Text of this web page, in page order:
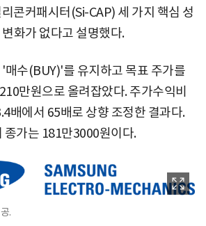
콘커패시터(Si-CAP) 세 가지 핵심 성
화가 없다고 설명했다.
매수(BUY)'를 유지하고 목표 주가를
만원으로 올려잡았다. 주가수익비
배에서 65배로 상향 조정한 결과다.
종가는 181만3000원이다.
.